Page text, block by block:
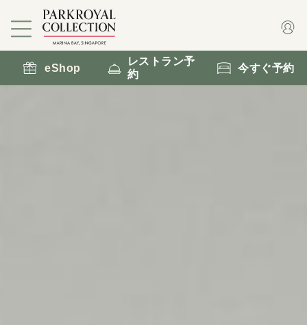
eShop
レストラン予
約
今すぐ予約